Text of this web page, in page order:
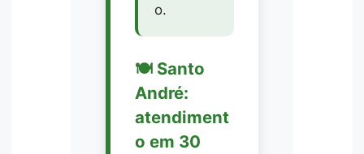
o.
🍽️ Santo
André:
atendiment
o em 30